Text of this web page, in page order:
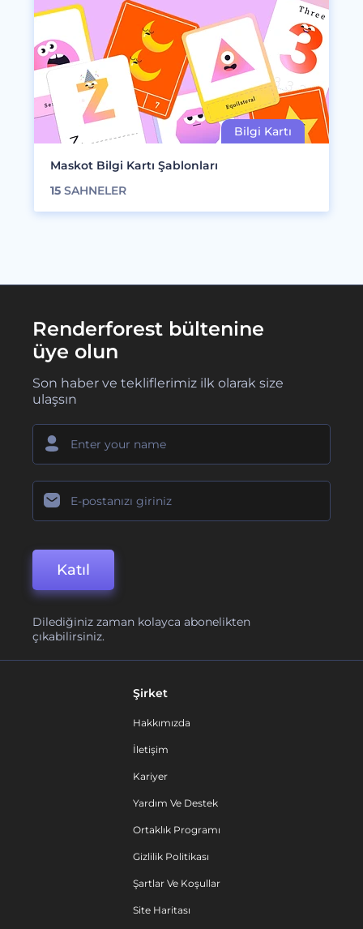
Maskot Bilgi Kartı Şablonları
15 SAHNELER
Renderforest bültenine
üye olun
Son haber ve tekliflerimiz ilk olarak size
ulaşsın
Katıl
Dilediğiniz zaman kolayca abonelikten
çıkabilirsiniz.
Şirket
Hakkımızda
İletişim
Kariyer
Yardım Ve Destek
Ortaklık Programı
Gizlilik Politikası
Şartlar Ve Koşullar
Site Haritası